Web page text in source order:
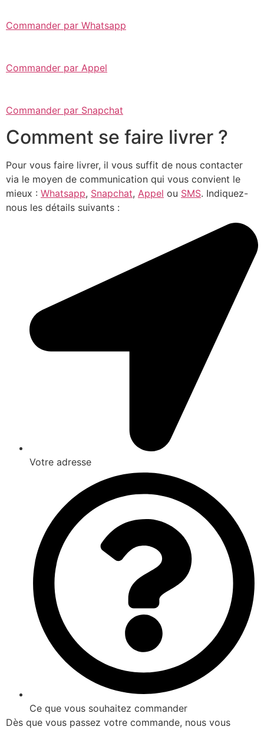
Commander par Whatsapp
Commander par Appel
Commander par Snapchat
Comment se faire livrer ?
Pour vous faire livrer, il vous suffit de nous contacter
via le moyen de communication qui vous convient le
mieux : Whatsapp, Snapchat, Appel ou SMS. Indiquez-
nous les détails suivants :
Votre adresse
Ce que vous souhaitez commander
Dès que vous passez votre commande, nous vous